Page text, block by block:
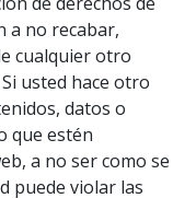
a no recabar,
cualquier otro
usted hace otro
datos o
que estén
a no ser como se
puede violar las